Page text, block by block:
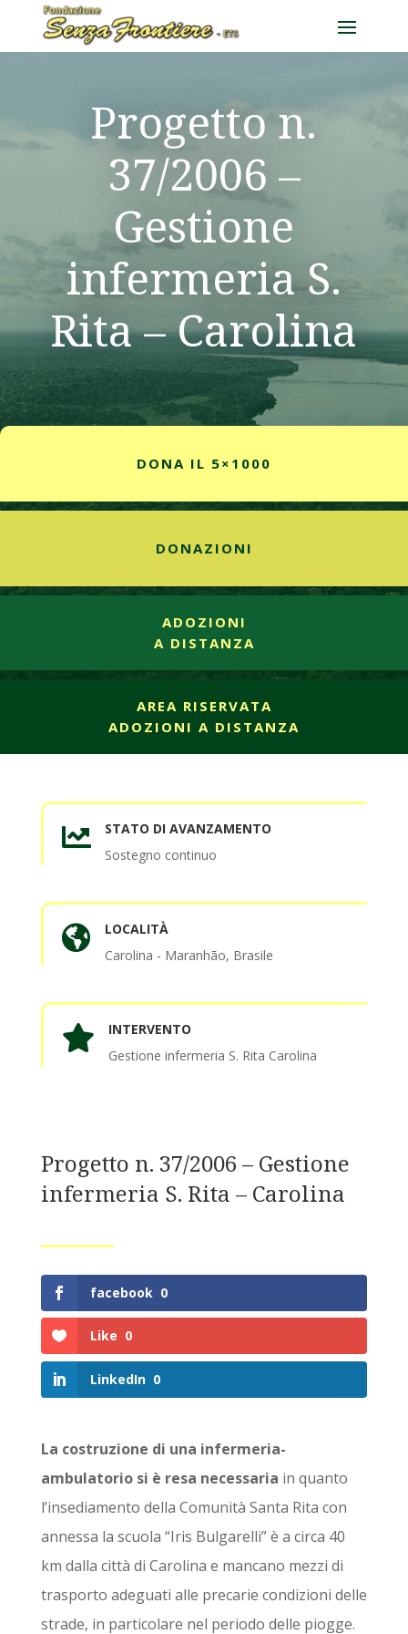
Progetto n.
37/2006 –
Gestione
infermeria S.
Rita – Carolina
DONA IL 5×1000
DONAZIONI
ADOZIONI
A DISTANZA
AREA RISERVATA
ADOZIONI A DISTANZA

STATO DI AVANZAMENTO
Sostegno continuo

LOCALITÀ
Carolina - Maranhão, Brasile

INTERVENTO
Gestione infermeria S. Rita Carolina
Progetto n. 37/2006 – Gestione
infermeria S. Rita – Carolina
facebook 0
Like 0
LinkedIn 0
La costruzione di una infermeria-
ambulatorio si è resa necessaria in quanto
l’insediamento della Comunità Santa Rita con
annessa la scuola “Iris Bulgarelli” è a circa 40
km dalla città di Carolina e mancano mezzi di
trasporto adeguati alle precarie condizioni delle
strade, in particolare nel periodo delle piogge.